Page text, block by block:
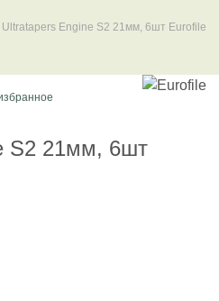
Engine S2 21мм, 6шт Eurofile
S2 21мм, 6шт